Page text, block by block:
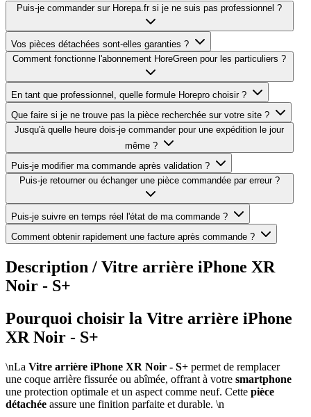
Puis-je commander sur Horepa.fr si je ne suis pas professionnel ?
Vos pièces détachées sont-elles garanties ?
Comment fonctionne l'abonnement HoreGreen pour les particuliers ?
En tant que professionnel, quelle formule Horepro choisir ?
Que faire si je ne trouve pas la pièce recherchée sur votre site ?
Jusqu'à quelle heure dois-je commander pour une expédition le jour
même ?
Puis-je modifier ma commande après validation ?
Puis-je retourner ou échanger une pièce commandée par erreur ?
Puis-je suivre en temps réel l'état de ma commande ?
Comment obtenir rapidement une facture après commande ?
Description / Vitre arrière iPhone XR
Noir - S+
Pourquoi choisir la Vitre arrière iPhone
XR Noir - S+
\nLa Vitre arrière iPhone XR Noir - S+ permet de remplacer
une coque arrière fissurée ou abîmée, offrant à votre smartphone
une protection optimale et un aspect comme neuf. Cette pièce
détachée assure une finition parfaite et durable. \n